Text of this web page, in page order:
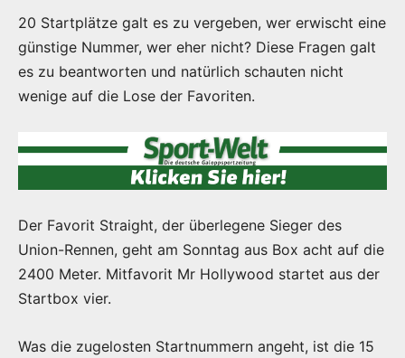
20 Startplätze galt es zu vergeben, wer erwischt eine
günstige Nummer, wer eher nicht? Diese Fragen galt
es zu beantworten und natürlich schauten nicht
wenige auf die Lose der Favoriten.
Der Favorit Straight, der überlegene Sieger des
Union-Rennen, geht am Sonntag aus Box acht auf die
2400 Meter. Mitfavorit Mr Hollywood startet aus der
Startbox vier.
Was die zugelosten Startnummern angeht, ist die 15